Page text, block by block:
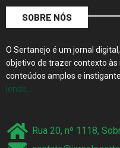
SOBRE NÓS
O Sertanejo é um jornal
objetivo de trazer contexto
conteúdos amplos e
lendo…
Rua 20, nº 1118,